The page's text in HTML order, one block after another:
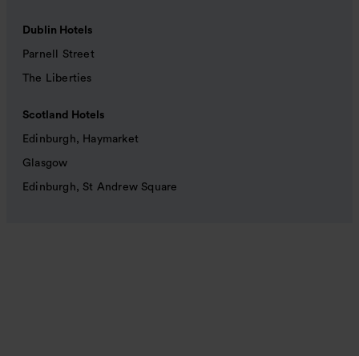
Dublin Hotels
Parnell Street
The Liberties
Scotland Hotels
Edinburgh, Haymarket
Glasgow
Edinburgh, St Andrew Square